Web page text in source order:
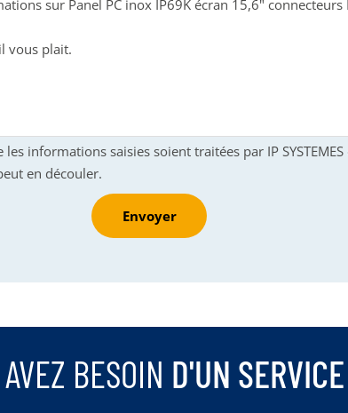
informations saisies soient traitées par IP
en découler.
Envoyer
BESOIN D'UN